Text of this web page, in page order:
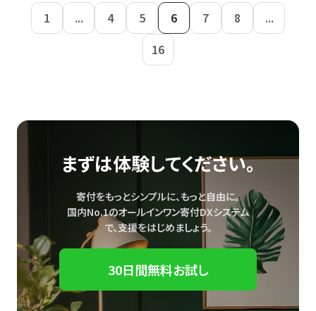
1 ... 4 5 6 7 8
...
16
まずは体験してください。
寄付をもっとシンプルに、もっと自由に。
国内No.1のオールインワン寄付DXシステム
で、支援をはじめましょう。
30日間無料お試し